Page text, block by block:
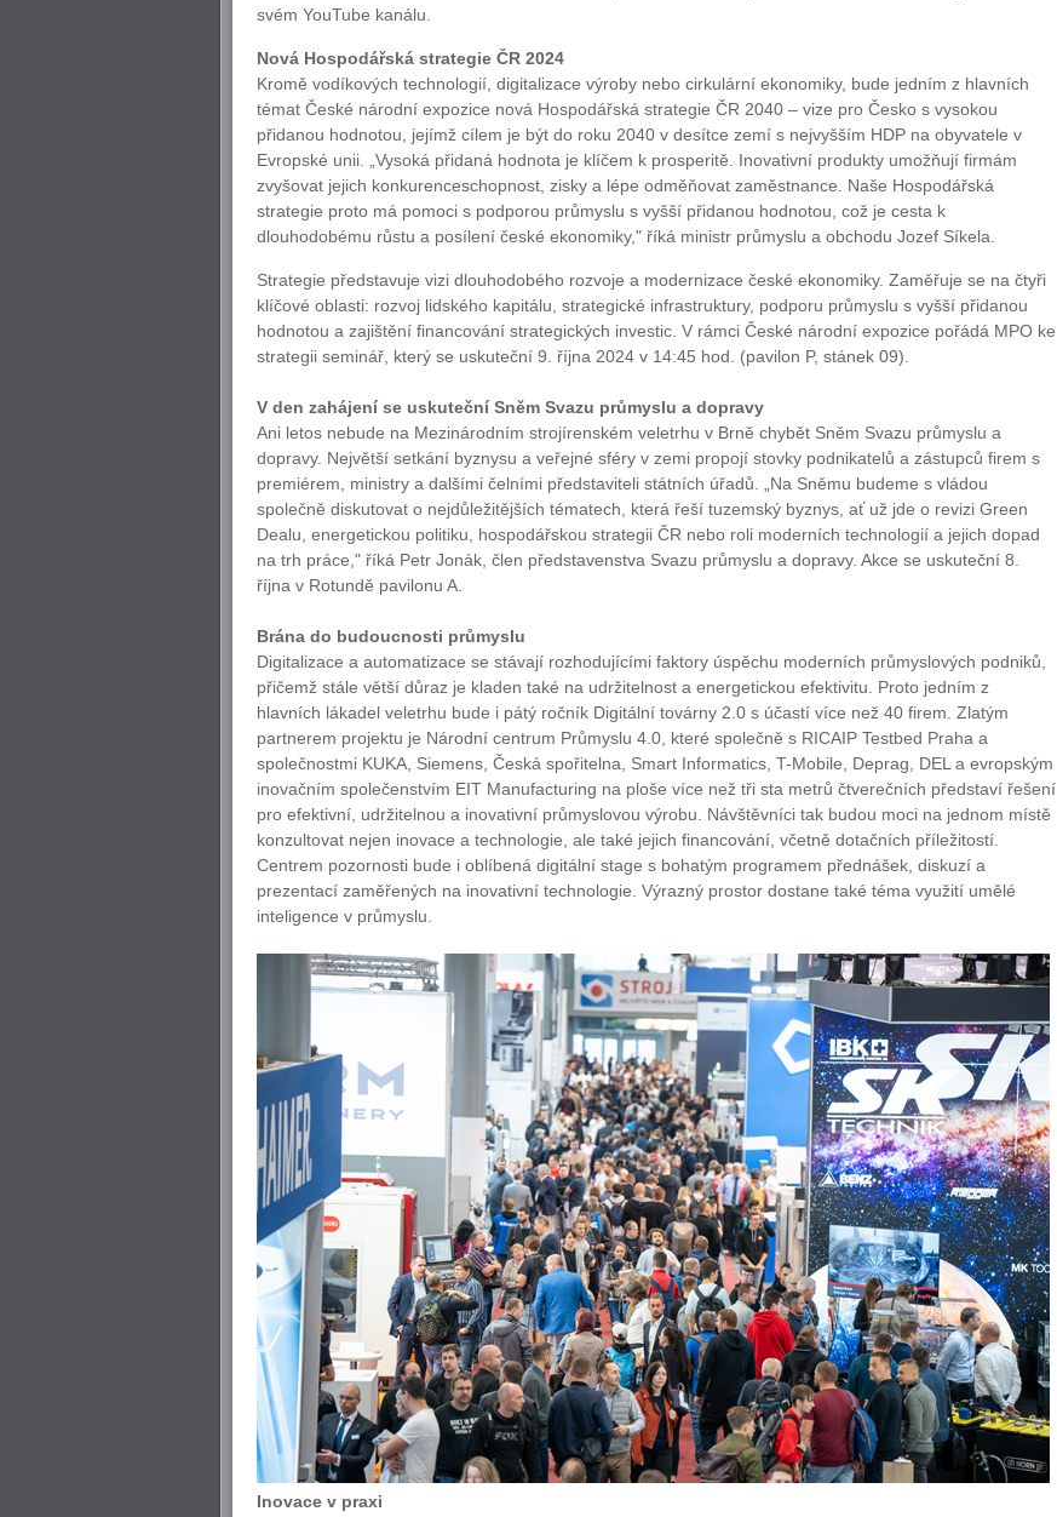
svém YouTube kanálu.
Nová Hospodářská strategie ČR 2024
Kromě vodíkových technologií, digitalizace výroby nebo cirkulární ekonomiky, bude jedním z hlavních
témat České národní expozice nová Hospodářská strategie ČR 2040 – vize pro Česko s vysokou
přidanou hodnotou, jejímž cílem je být do roku 2040 v desítce zemí s nejvyšším HDP na obyvatele v
Evropské unii. „Vysoká přidaná hodnota je klíčem k prosperitě. Inovativní produkty umožňují firmám
zvyšovat jejich konkurenceschopnost, zisky a lépe odměňovat zaměstnance. Naše Hospodářská
strategie proto má pomoci s podporou průmyslu s vyšší přidanou hodnotou, což je cesta k
dlouhodobému růstu a posílení české ekonomiky," říká ministr průmyslu a obchodu Jozef Síkela.
Strategie představuje vizi dlouhodobého rozvoje a modernizace české ekonomiky. Zaměřuje se na čtyři
klíčové oblasti: rozvoj lidského kapitálu, strategické infrastruktury, podporu průmyslu s vyšší přidanou
hodnotou a zajištění financování strategických investic. V rámci České národní expozice pořádá MPO ke
strategii seminář, který se uskuteční 9. října 2024 v 14:45 hod. (pavilon P, stánek 09).
V den zahájení se uskuteční Sněm Svazu průmyslu a dopravy
Ani letos nebude na Mezinárodním strojírenském veletrhu v Brně chybět Sněm Svazu průmyslu a
dopravy. Největší setkání byznysu a veřejné sféry v zemi propojí stovky podnikatelů a zástupců firem s
premiérem, ministry a dalšími čelními představiteli státních úřadů. „Na Sněmu budeme s vládou
společně diskutovat o nejdůležitějších tématech, která řeší tuzemský byznys, ať už jde o revizi Green
Dealu, energetickou politiku, hospodářskou strategii ČR nebo roli moderních technologií a jejich dopad
na trh práce," říká Petr Jonák, člen představenstva Svazu průmyslu a dopravy. Akce se uskuteční 8.
října v Rotundě pavilonu A.
Brána do budoucnosti průmyslu
Digitalizace a automatizace se stávají rozhodujícími faktory úspěchu moderních průmyslových podniků,
přičemž stále větší důraz je kladen také na udržitelnost a energetickou efektivitu. Proto jedním z
hlavních lákadel veletrhu bude i pátý ročník Digitální továrny 2.0 s účastí více než 40 firem. Zlatým
partnerem projektu je Národní centrum Průmyslu 4.0, které společně s RICAIP Testbed Praha a
společnostmi KUKA, Siemens, Česká spořitelna, Smart Informatics, T-Mobile, Deprag, DEL a evropským
inovačním společenstvím EIT Manufacturing na ploše více než tři sta metrů čtverečních představí řešení
pro efektivní, udržitelnou a inovativní průmyslovou výrobu. Návštěvníci tak budou moci na jednom místě
konzultovat nejen inovace a technologie, ale také jejich financování, včetně dotačních příležitostí.
Centrem pozornosti bude i oblíbená digitální stage s bohatým programem přednášek, diskuzí a
prezentací zaměřených na inovativní technologie. Výrazný prostor dostane také téma využití umělé
inteligence v průmyslu.
Inovace v praxi